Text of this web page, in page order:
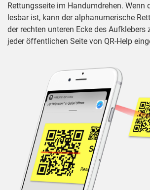
Rettungsseite im Handumdrehen. Wenn
lesbar ist, kann der alphanumerische
der rechten unteren Ecke des Aufklebers
jeder öffentlichen Seite von QR-Help